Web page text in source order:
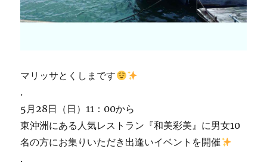
マリッサとくしまです
.
5月28日（日）11：00から
東沖洲にある人気レストラン『和美彩美』に男女10
名の方にお集りいただき出逢いイベントを開催
.